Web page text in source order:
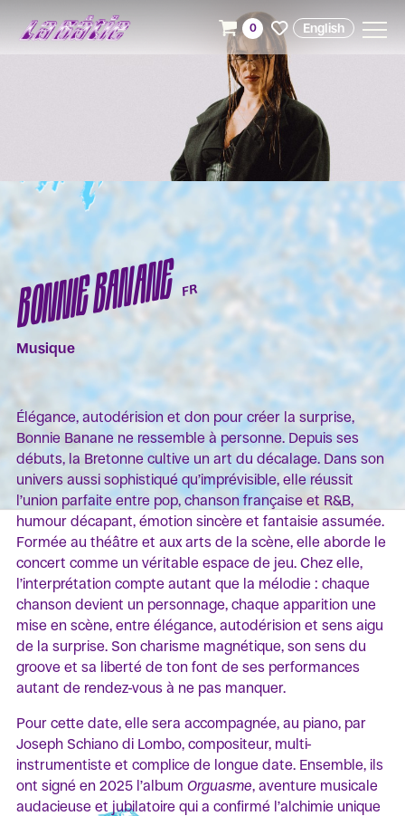
BONNIE BANANE FR
Musique
Élégance, autodérision et don pour créer la surprise,
Bonnie Banane ne ressemble à personne. Depuis ses
débuts, la Bretonne cultive un art du décalage. Dans son
univers aussi sophistiqué qu’imprévisible, elle réussit
l’union parfaite entre pop, chanson française et R&B,
humour décapant, émotion sincère et fantaisie assumée.
Formée au théâtre et aux arts de la scène, elle aborde le
concert comme un véritable espace de jeu. Chez elle,
l’interprétation compte autant que la mélodie : chaque
chanson devient un personnage, chaque apparition une
mise en scène, entre élégance, autodérision et sens aigu
de la surprise. Son charisme magnétique, son sens du
groove et sa liberté de ton font de ses performances
autant de rendez-vous à ne pas manquer.
Pour cette date, elle sera accompagnée, au piano, par
Joseph Schiano di Lombo, compositeur, multi-
instrumentiste et complice de longue date. Ensemble, ils
ont signé en 2025 l’album Orguasme, aventure musicale
audacieuse et jubilatoire qui a confirmé l’alchimie unique
0 English